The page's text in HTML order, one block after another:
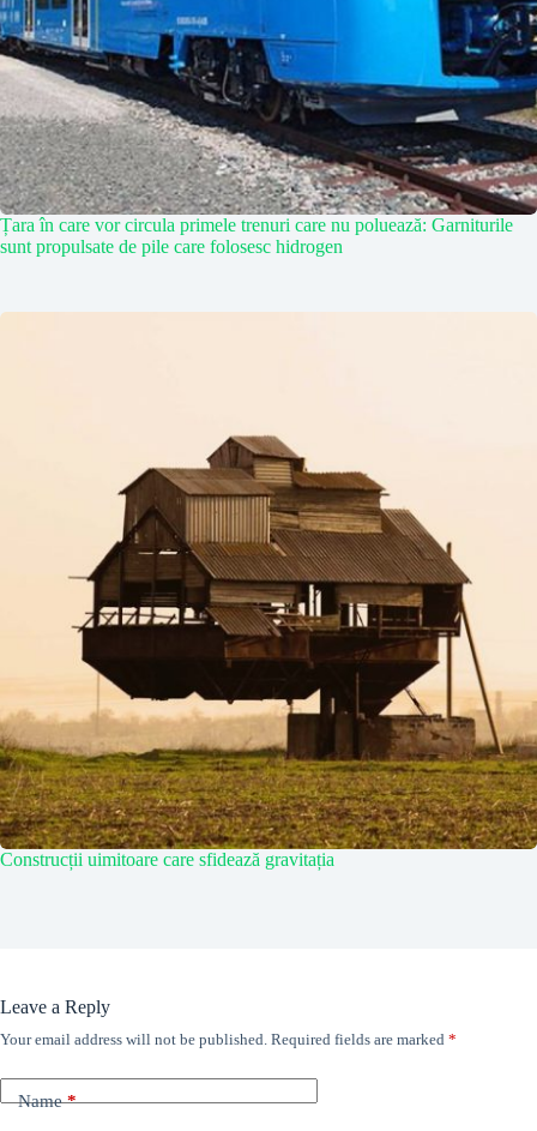
Țara în care vor circula primele trenuri care nu poluează: Garniturile
sunt propulsate de pile care folosesc hidrogen
Construcții uimitoare care sfidează gravitația
Leave a Reply
Your email address will not be published. Required fields are marked *
Name*